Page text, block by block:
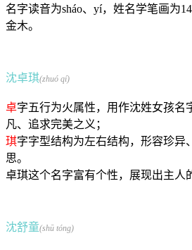
名字读音为sháo、yí，姓名学笔画为
金木。
沈卓琪(zhuó qí)
卓字五行为火属性，用作沈姓女孩名
凡、追求完美之义；
琪字字型结构为左右结构，形容珍异
思。
卓琪这个名字富有个性，展现出主人
沈舒童(shū tóng)